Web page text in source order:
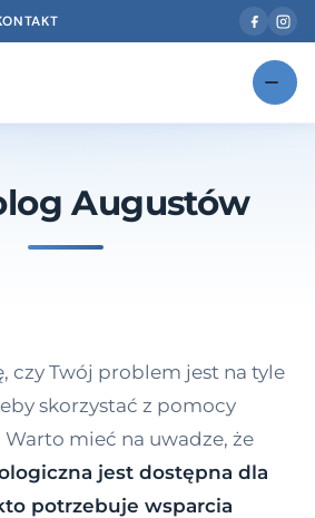
Augustów
czy Twój problem jest na tyle
skorzystać z pomocy
Warto mieć na uwadze, że
jest dostępna dla
potrzebuje wsparcia